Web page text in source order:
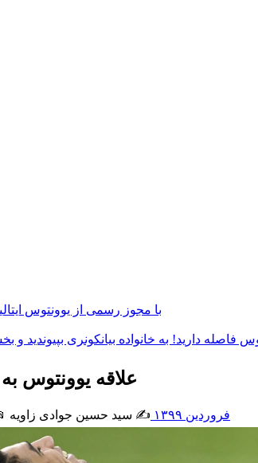
با مجوز رسمی از یوونتوس
علاقه یوونتوس
۱۳ فروردین ۱۳۹۹ ✍️ سید حسین جوادی زاويه